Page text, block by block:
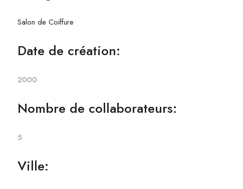
Salon de Coiffure
Date de création:
2000
Nombre de collaborateurs:
5
Ville: